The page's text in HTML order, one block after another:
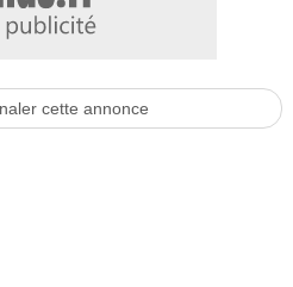
cette annonce